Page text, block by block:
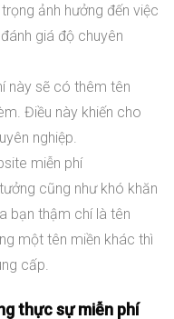
ảnh hưởng đến việc
giá độ chuyên
này sẽ có thêm tên
Điều này khiến cho
nghiệp.
cũng như khó khăn
bạn thậm chí là tên
một tên miền khác thì
cấp.
thực sự miễn phí